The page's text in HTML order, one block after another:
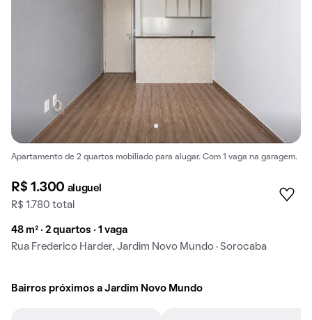
Apartamento de 2 quartos mobiliado para alugar. Com 1 vaga na garagem.
R$ 1.300 aluguel
R$ 1.780 total
48 m² · 2 quartos · 1 vaga
Rua Frederico Harder, Jardim Novo Mundo · Sorocaba
Bairros próximos a Jardim Novo Mundo